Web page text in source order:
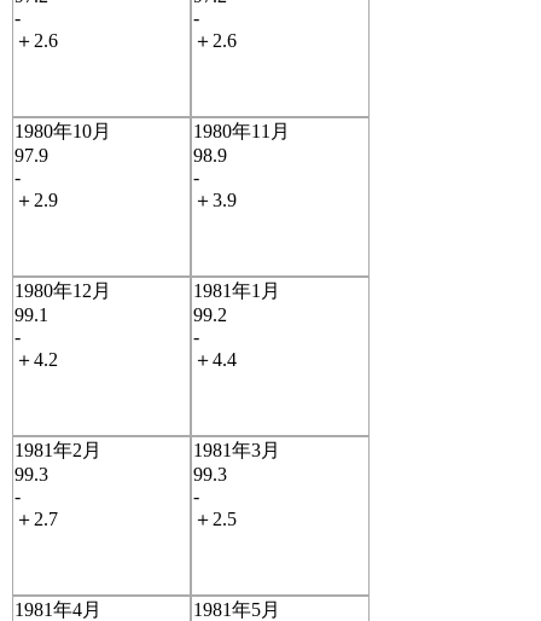
-
＋2.6
-
＋2.6
1980年10月
97.9
-
＋2.9
1980年11月
98.9
-
＋3.9
1980年12月
99.1
-
＋4.2
1981年1月
99.2
-
＋4.4
1981年2月
99.3
-
＋2.7
1981年3月
99.3
-
＋2.5
1981年4月
1981年5月